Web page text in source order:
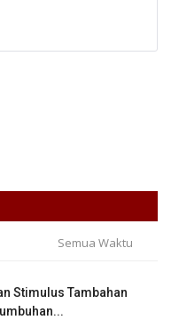
Semua Waktu
Stimulus Tambahan